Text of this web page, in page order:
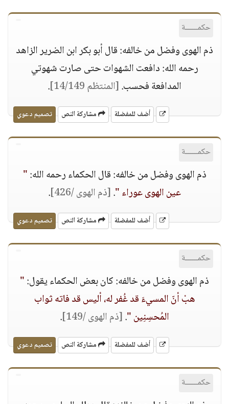
حكمــــــة
ذم الهوى وفضل من خالفه: قال أبو بكر ابن الضرير الزاهد
رحمه الله: دافعت الشهوات حتى صارت شهوتي
المدافعة فحسب.[المنتظم 14/149] .
أضف للمفضلة مشاركة النص تصميم دعوي
حكمــــــة
ذم الهوى وفضل من خالفه: قال الحكماء رحمه الله:"
عين الهوى عوراء ".[ذم الهوى /426] .
أضف للمفضلة مشاركة النص تصميم دعوي
حكمــــــة
ذم الهوى وفضل من خالفه: كان بعض الحكماء يقول:"
هبْ أنّ المسيءَ قد غُفر له، أليس قد فاته ثواب
المُحسِنِين ".[ذم الهوى /149] .
أضف للمفضلة مشاركة النص تصميم دعوي
حكمــــــة